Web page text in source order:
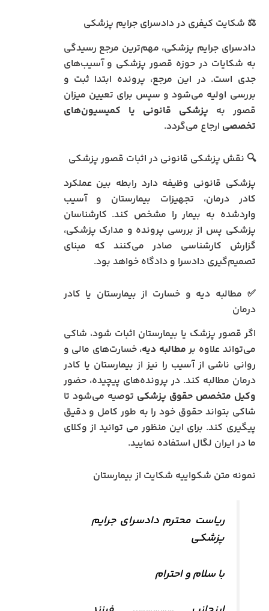
⚖️ شکایت کیفری در دادسرای جرایم پزشکی
دادسرای جرایم پزشکی، مهم‌ترین مرجع رسیدگی
به شکایات در حوزه قصور پزشکی و آسیب‌های
جدی است. در این مرجع، پرونده ابتدا ثبت و
بررسی اولیه می‌شود و سپس برای تعیین میزان
قصور به پزشکی قانونی یا کمیسیون‌های
تخصصی ارجاع می‌گردد.
🔍 نقش پزشکی قانونی در اثبات قصور پزشکی
پزشکی قانونی وظیفه دارد رابطه بین عملکرد
کادر درمان، تجهیزات بیمارستان و آسیب
واردشده به بیمار را مشخص کند. کارشناسان
پزشکی پس از بررسی پرونده و مدارک پزشکی،
گزارش کارشناسی صادر می‌کنند که مبنای
تصمیم‌گیری دادسرا و دادگاه خواهد بود.
✅ مطالبه دیه و خسارت از بیمارستان یا کادر
درمان
اگر قصور پزشک یا بیمارستان اثبات شود، شاکی
می‌تواند علاوه برمطالبه دیه، خسارت‌های مالی و
روانی ناشی از آسیب را نیز از بیمارستان یا کادر
درمان مطالبه کند. در پرونده‌های پیچیده، حضور
وکیل متخصص حقوق پزشکی توصیه می‌شود تا
شاکی بتواند حقوق خود را به طور کامل و دقیق
پیگیری کند. برای این منظور می توانید از وکلای
ما در ایران لگال استفاده نمایید.
نمونه متن شکواییه شکایت از بیمارستان
ریاست محترم دادسرای جرایم
پزشکی
با سلام و احترام